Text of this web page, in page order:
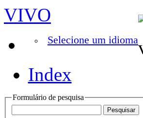
VIVO
Selecione um idioma
Index
Formulário de pesquisa